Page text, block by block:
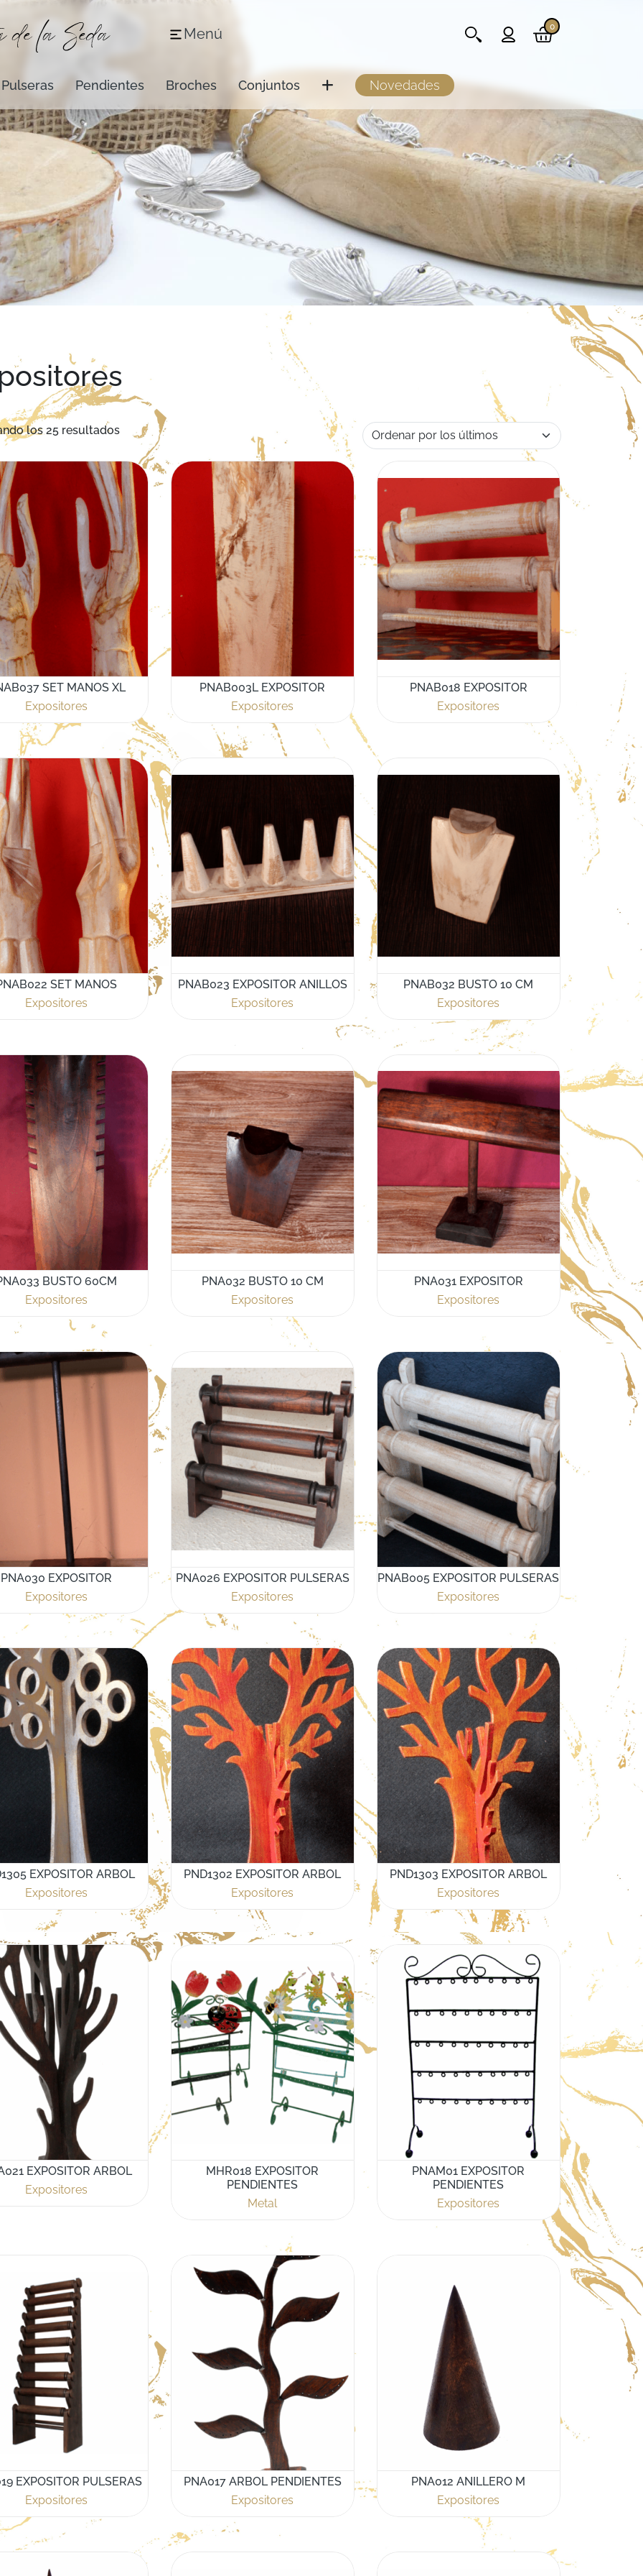
Menú 0
Pulseras Pendientes Broches Conjuntos Novedades
los 25 resultadosOrdenado por los últimos
SET MANOS XL
Expositores
PNAB003L EXPOSITOR
Expositores
PNAB018 EXPOSITOR
Expositores
SET MANOS
Expositores
PNAB023 EXPOSITOR ANILLOS
Expositores
PNAB032 BUSTO 10 CM
Expositores
BUSTO 60CM
Expositores
PNA032 BUSTO 10 CM
Expositores
PNA031 EXPOSITOR
Expositores
PNA030 EXPOSITOR
Expositores
PNA026 EXPOSITOR PULSERAS
Expositores
PNAB005 EXPOSITOR PULSERAS
Expositores
EXPOSITOR ARBOL
Expositores
PND1302 EXPOSITOR ARBOL
Expositores
PND1303 EXPOSITOR ARBOL
Expositores
EXPOSITOR ARBOL
Expositores
MHR018 EXPOSITOR
PENDIENTES
Metal
PNAM01 EXPOSITOR
PENDIENTES
Expositores
EXPOSITOR PULSERAS
Expositores
PNA017 ARBOL PENDIENTES
Expositores
PNA012 ANILLERO M
Expositores